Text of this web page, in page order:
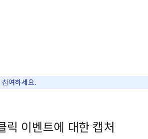
참여하세요.
릭 이벤트에 대한 캡처